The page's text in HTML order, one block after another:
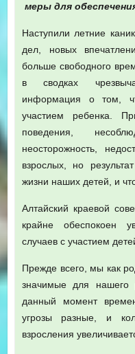
меры для
Наступили летние
дел, новых
больше свободного
в сводках
информация о том,
участием ребенка.
поведения,
неосторожность,
взрослых, но
жизни наших детей, и
Алтайский краевой
крайне обеспокоен
случаев с участием
Прежде всего, мы как
значимые для нашего
данный момент
угрозы разные, и
взросления